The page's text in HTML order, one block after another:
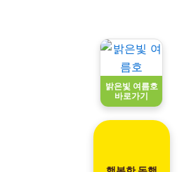
밝은빛 여름호
바로가기